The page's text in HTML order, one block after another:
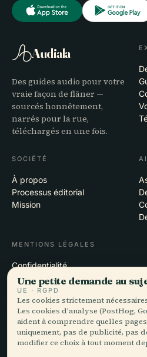
Audiala
Des guides audio pour votre
vraie façon de flâner —
sourcés honnêtement,
narrés pour la rue,
téléchargés en une fois.
SOCIÉTÉ
À propos
Processus éditorial
Mission
MENTIONS LÉGALES
Confidentialité
Conditions
Paramètres des cookies
Supprimer le compte
© 2026 Audiala · Conçu à Morges, en
Une petite demande au
UE · RGPD
Les cookies strictement
Les cookies d'analyse (PostHog,
aident à comprendre quelles
uniquement, pas de publicité, pas
modifier ce choix à tout moment